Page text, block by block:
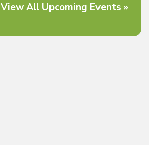
View All Upcoming Events »